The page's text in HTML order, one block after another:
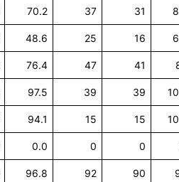
70.2 37 31
48.6 25 16
76.4 47 41
97.5 39 39
94.1 15 15
0.0 0 0
96.8 92 90